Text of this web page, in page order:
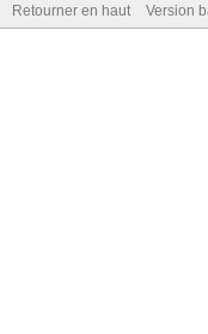
Retourner en haut Version